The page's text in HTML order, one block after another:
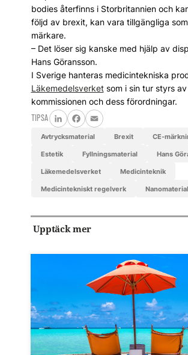
bodies återfinns i Storbritannien och
följd av brexit, kan vara tillgängliga
märkare.
– Det löser sig kanske med hjälp av
Hans Göransson.
I Sverige hanteras medicintekniska
Läkemedels­verketsom i sin tur styrs av
kommissionen och dess förordningar.
TIPSA
LinkedInFacebook
Email
avtrycksmaterial Brexit CE-
estetik fyllningsmaterial Hans
Läkemedelsverket medicinteknik
medicintekniskt regelverk nanomaterial
Upptäck mer